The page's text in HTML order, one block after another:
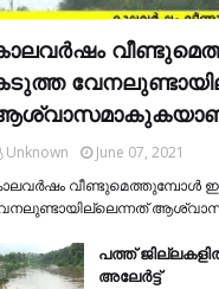
Unknown
June 07, 2021
വീണ്ടുമെത്തുമ്പോള്‍
പത്ത്
അലേര്‍ട്ട്